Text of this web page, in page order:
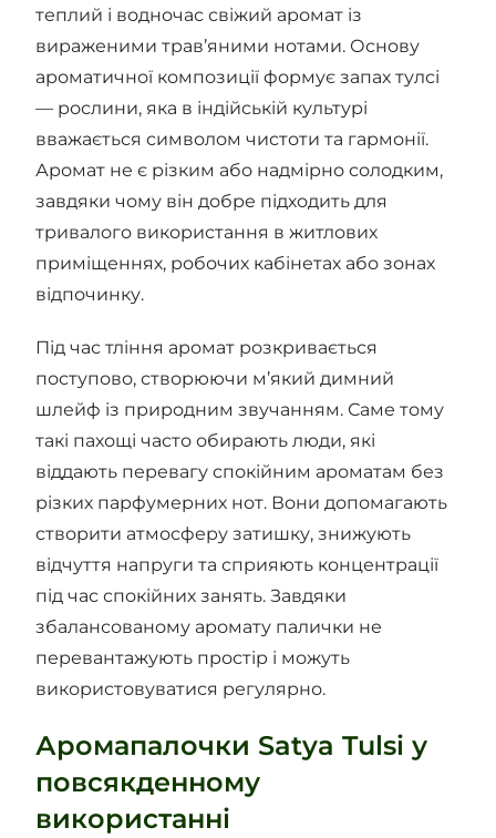
теплий і водночас свіжий аромат із
вираженими трав’яними нотами. Основу
ароматичної композиції формує запах тулсі
— рослини, яка в індійській культурі
вважається символом чистоти та гармонії.
Аромат не є різким або надмірно солодким,
завдяки чому він добре підходить для
тривалого використання в житлових
приміщеннях, робочих кабінетах або зонах
відпочинку.
Під час тління аромат розкривається
поступово, створюючи м’який димний
шлейф із природним звучанням. Саме тому
такі пахощі часто обирають люди, які
віддають перевагу спокійним ароматам без
різких парфумерних нот. Вони допомагають
створити атмосферу затишку, знижують
відчуття напруги та сприяють концентрації
під час спокійних занять. Завдяки
збалансованому аромату палички не
перевантажують простір і можуть
використовуватися регулярно.
Аромапалочки Satya Tulsi у
повсякденному
використанні